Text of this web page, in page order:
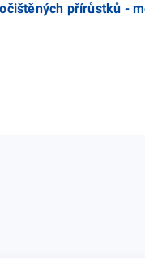
přírůstků -